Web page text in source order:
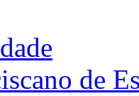
de